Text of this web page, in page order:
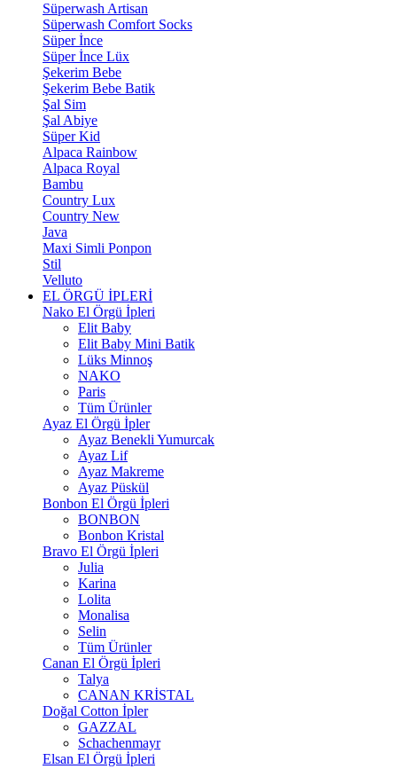
Süperwash Artisan
Süperwash Comfort Socks
Süper İnce
Süper İnce Lüx
Şekerim Bebe
Şekerim Bebe Batik
Şal Sim
Şal Abiye
Süper Kid
Alpaca Rainbow
Alpaca Royal
Bambu
Country Lux
Country New
Java
Maxi Simli Ponpon
Stil
Velluto
EL ÖRGÜ İPLERİ
Nako El Örgü İpleri
Elit Baby
Elit Baby Mini Batik
Lüks Minnoş
NAKO
Paris
Tüm Ürünler
Ayaz El Örgü İpler
Ayaz Benekli Yumurcak
Ayaz Lif
Ayaz Makreme
Ayaz Püskül
Bonbon El Örgü İpleri
BONBON
Bonbon Kristal
Bravo El Örgü İpleri
Julia
Karina
Lolita
Monalisa
Selin
Tüm Ürünler
Canan El Örgü İpleri
Talya
CANAN KRİSTAL
Doğal Cotton İpler
GAZZAL
Schachenmayr
Elsan El Örgü İpleri